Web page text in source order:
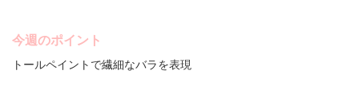
今週のポイント
トールペイントで繊細なバラを表現